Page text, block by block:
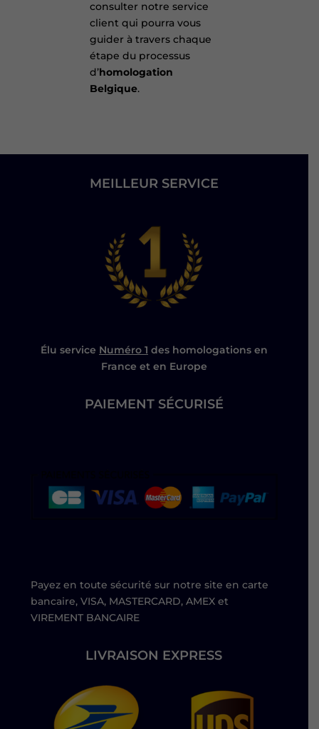
consulter notre service
client qui pourra vous
guider à travers chaque
étape du processus
d’homologation
Belgique.
MEILLEUR SERVICE
Élu service Numéro 1 des homologations en
France et en Europe
PAIEMENT SÉCURISÉ
Payez en toute sécurité sur notre site en carte
bancaire, VISA, MASTERCARD, AMEX et
VIREMENT BANCAIRE
LIVRAISON EXPRESS